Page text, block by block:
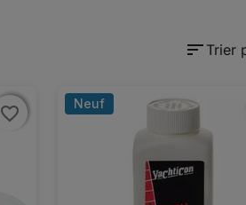
sort Trier
favorite_border
favorite_border Neuf